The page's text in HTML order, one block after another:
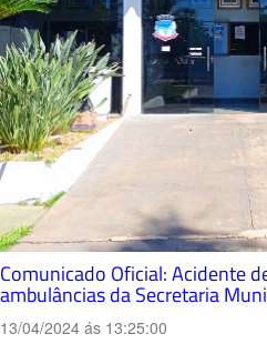
Comunicado Oficial: Acidente
ambulâncias da Secretaria
13/04/2024 ás 13:25:00